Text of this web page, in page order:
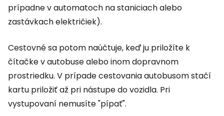
prípadne v automatoch na staniciach alebo
zastávkach električiek).
Cestovné sa potom naúčtuje, keď ju priložíte k
čítačke v autobuse alebo inom dopravnom
prostriedku. V prípade cestovania autobusom stačí
kartu priložiť až pri nástupe do vozidla. Pri
vystupovaní nemusíte "pípať".